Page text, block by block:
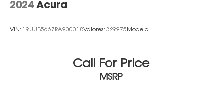
2024 Acura
VIN: 19UUB5667RA900018Valores: 329975 Modelo:
Call For Price
MSRP